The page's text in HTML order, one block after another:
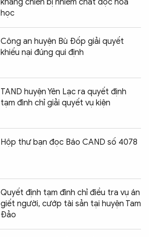
học
Công an huyện Bù Đốp giải quyết
khiếu nại đúng qui định
TAND huyện Yên Lạc ra quyết định
tạm đình chỉ giải quyết vụ kiện
Hộp thư bạn đọc Báo CAND số 4078
Quyết định tạm đình chỉ điều tra vụ án
giết người, cướp tài sản tại huyện Tam
Đảo